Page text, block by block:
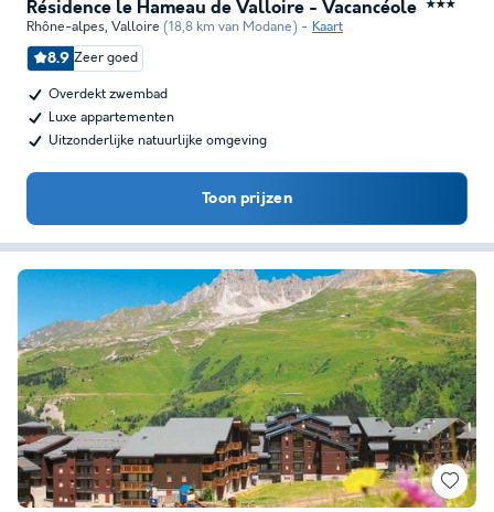
Résidence le Hameau de Valloire - Vacancéole ★★★
Rhône-alpes, Valloire (18,8 km van Modane) Kaart
8.9 Zeer goed
Overdekt zwembad
Luxe appartementen
Uitzonderlijke natuurlijke omgeving
Toon prijzen